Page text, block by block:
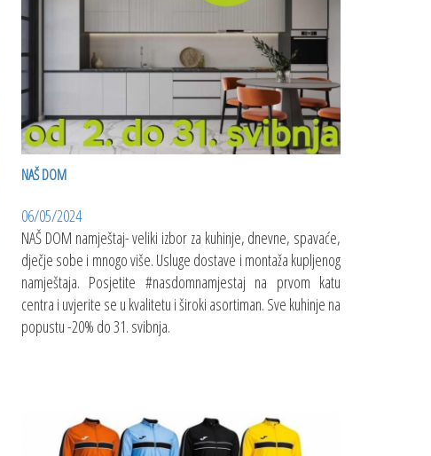
NAŠ DOM
06/05/2024
NAŠ DOM namještaj- veliki izbor za kuhinje, dnevne, spavaće,
dječje sobe i mnogo više. Usluge dostave i montaža kupljenog
namještaja. Posjetite #nasdomnamjestaj na prvom katu
centra i uvjerite se u kvalitetu i široki asortiman. Sve kuhinje na
popustu -20% do 31. svibnja.